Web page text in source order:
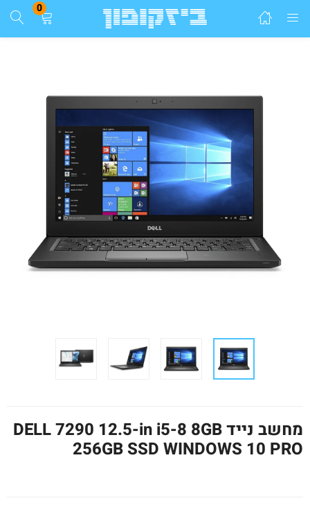
0
התחבר
הזן שם משתמש וסיסמא ע"מ להתחבר.
זכור אותי
התחבר
שכחת סיסמא?
מחשב נייד DELL 7290 12.5-in i5-8 8GB
256GB SSD WINDOWS 10 PRO